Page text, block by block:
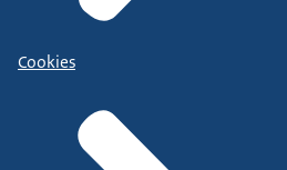
Cookies